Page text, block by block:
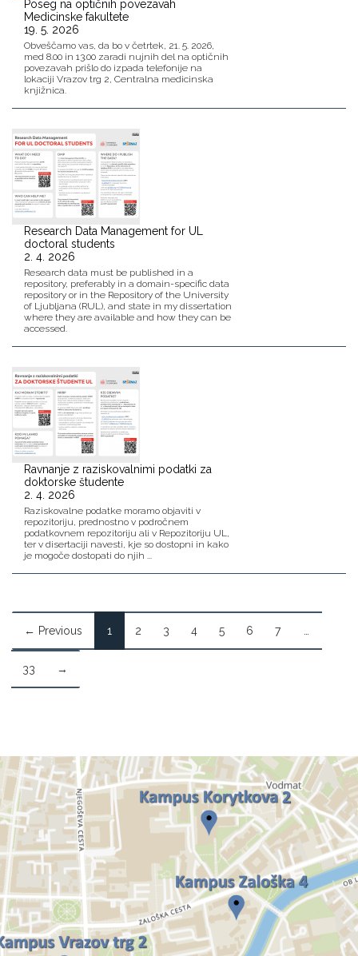
Poseg na optičnih povezavah
Medicinske fakultete
19. 5. 2026
Obveščamo vas, da bo v četrtek, 21. 5. 2026,
med 8.00 in 13.00 zaradi nujnih del na optičnih
povezavah prišlo do izpada telefonije na
lokaciji Vrazov trg 2, Centralna medicinska
knjižnica.
Research Data Management for UL
doctoral students
2. 4. 2026
Research data must be published in a
repository, preferably in a domain-specific data
repository or in the Repository of the University
of Ljubljana (RUL), and state in my dissertation
where they are available and how they can be
accessed.
Ravnanje z raziskovalnimi podatki za
doktorske študente
2. 4. 2026
Raziskovalne podatke moramo objaviti v
repozitoriju, prednostno v področnem
podatkovnem repozitoriju ali v Repozitoriju UL,
ter v disertaciji navesti, kje so dostopni in kako
je mogoče dostopati do njih ...
← Previous 1 2 3 4 5 6 7
33 →